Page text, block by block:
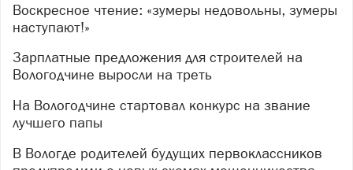
Воскресное чтение: «зумеры недовольны, зумеры
наступают!»
Зарплатные предложения для строителей на
Вологодчине выросли на треть
На Вологодчине стартовал конкурс на звание
лучшего папы
В Вологде родителей будущих первоклассников